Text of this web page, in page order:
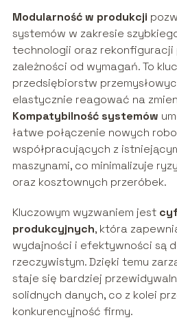
Modularność w produkcji
systemów w zakresie
technologii oraz rekonfiguracji
zależności od wymagań. To
przedsiębiorstw
elastycznie reagować na
Kompatybilność systemów
łatwe połączenie nowych
współpracujących z
maszynami, co minimalizuje
oraz kosztownych przeróbek.
Kluczowym wyzwaniem jest
produkcyjnych, która
wydajności i efektywności są
rzeczywistym. Dzięki temu
staje się bardziej
solidnych danych, co z kolei
konkurencyjność firmy.